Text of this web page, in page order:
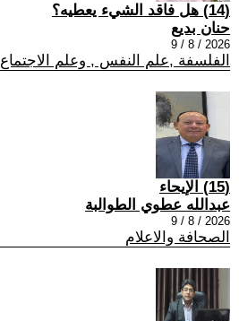
(14) هل فاقد الشيء يعطيه؟
حنان بديع
2026 / 8 / 9
الفلسفة ,علم النفس , وعلم الاجتماع
(15) الإيحاء
عبدالله عطوي الطوالبة
2026 / 8 / 9
الصحافة والاعلام